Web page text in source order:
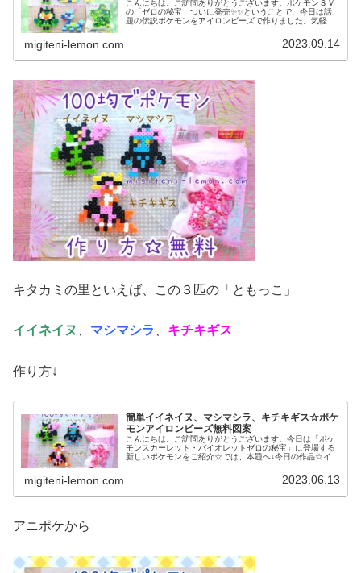
こんにちは。ご訪問ありがとうございます。ポケモンＳＶ
の「ゼロの秘宝」ついに発売✨✨ということで、今日は話
題の伝説ポケモンをアイロンビーズで作りました。気軽に
migiteni-lemon.com 2023.09.14
キタカミの里といえば、この３匹の「ともっこ」
イイネイヌ マシマシラ キチキギス
作り方↓
簡単イイネイヌ、マシマシラ、キチキギス☆ポケ
モンアイロンビーズ無料図案
こんにちは。ご訪問ありがとうございます。今日は「ポケ
モンスカーレット・バイオレットゼロの秘宝」に登場する
新しいポケモンをご紹介☆では、本題へ↓今日の作品☆イイ
migiteni-lemon.com 2023.06.13
アニポケから